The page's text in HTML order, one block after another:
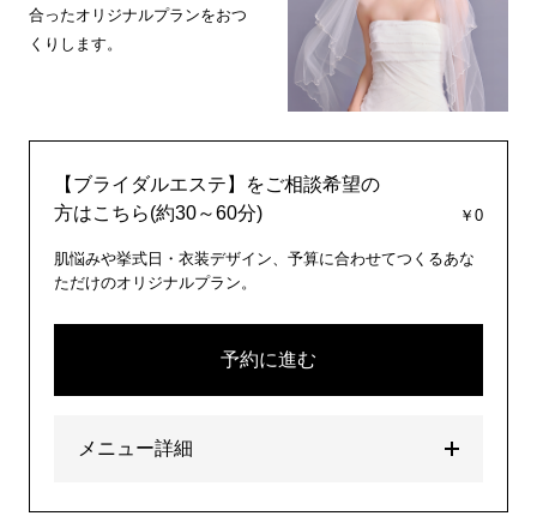
合ったオリジナルプランをおつ
くりします。
【ブライダルエステ】をご相談希望の
方はこちら(約30～60分)
￥0
肌悩みや挙式日・衣装デザイン、予算に合わせてつくるあな
ただけのオリジナルプラン。
予約に進む
メニュー詳細